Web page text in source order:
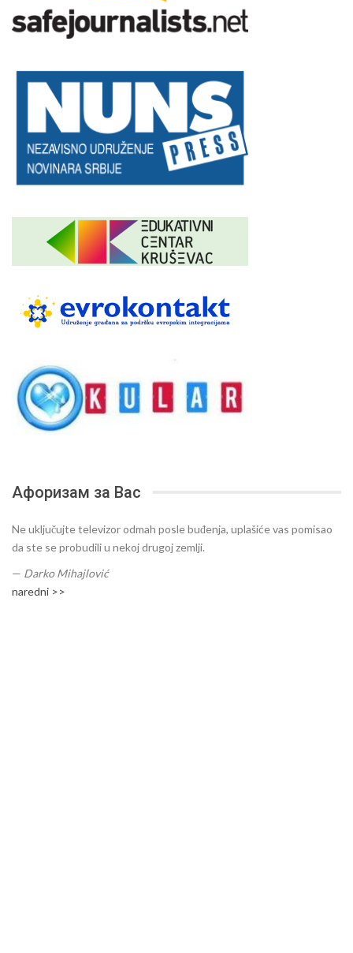
Афоризам за Вас
Ne uključujte televizor odmah posle buđenja, uplašiće vas pomisao
da ste se probudili u nekoj drugoj zemlji.
— Darko Mihajlović
naredni >>